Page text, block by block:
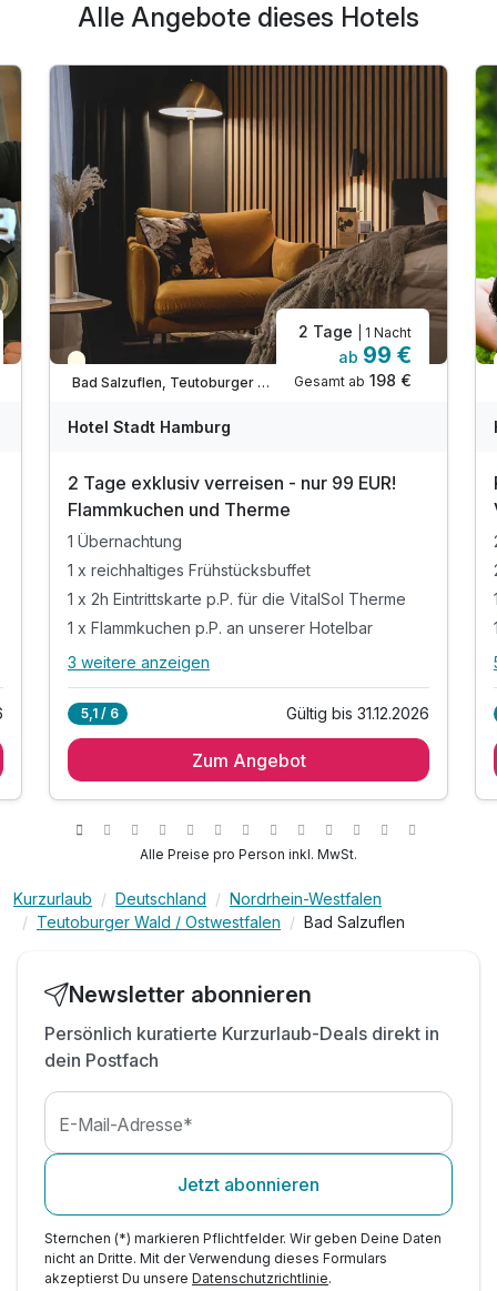
Alle Angebote dieses Hotels
WAR
202
Teilweise ausgelastet
Bad Salzuflen, Teutoburger Wald / Ostwestfalen
2 Tage | 1 Nacht
ab 99 €
Gesamt ab 198 €
Hotel Stadt Hamburg
2 Tage exklusiv verreisen - nur 99 EUR!
Flammkuchen und Therme
1 Übernachtung
1 x reichhaltiges Frühstücksbuffet
1 x 2h Eintrittskarte p.P. für die VitalSol Therme
1 x Flammkuchen p.P. an unserer Hotelbar
Alle Inklusivleistungen
1 x reichhaltiges Frühstücksbuffet
inkl. Zimmerupgrade (nach Verfügbarkeit)
inkl. WLAN
3 weitere anzeigen
5,1 / 6 Gültig bis 31.12.2026
Zum Angebot
Alle Preise pro Person inkl. MwSt.
Kurzurlaub Deutschland
Nordrhein-Westfalen
Teutoburger Wald / Ostwestfalen
Bad Salzuflen
Newsletter abonnieren
Persönlich kuratierte Kurzurlaub-Deals direkt in
dein Postfach
E-Mail-Adresse*
Jetzt abonnieren
Sternchen (*) markieren Pflichtfelder. Wir geben Deine Daten
nicht an Dritte. Mit der Verwendung dieses Formulars
akzeptierst Du unsere Datenschutzrichtlinie.